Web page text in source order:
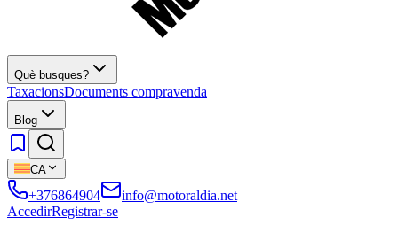
Què busques?
TaxacionsDocuments compravenda
Blog
CA
+376864904
info@motoraldia.net
AccedirRegistrar-se